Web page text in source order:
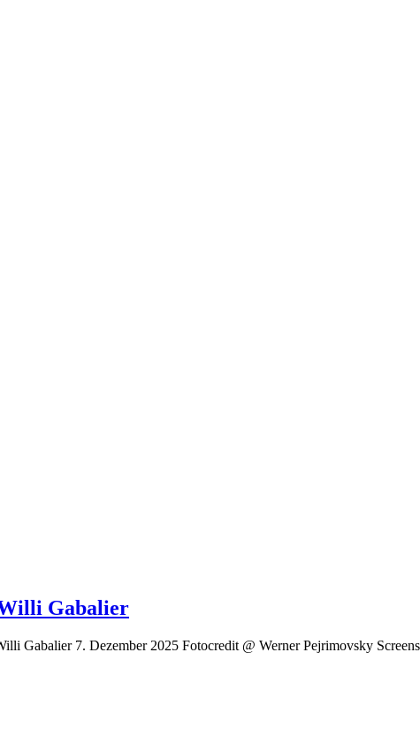
Gabalier
Gabalier 7. Dezember 2025 Fotocredit @ Werner Pejrimovsky